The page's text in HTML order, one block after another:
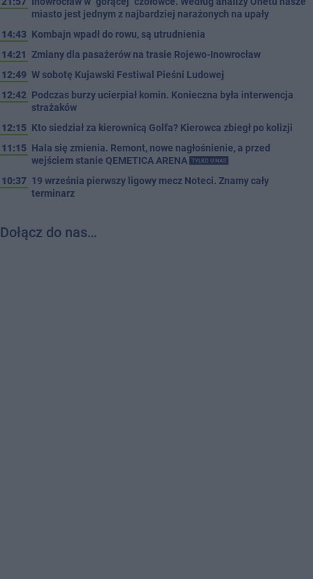
miasto jest jednym z najbardziej narażonych na upały
14:43 Kombajn wpadł do rowu, są utrudnienia
14:21 Zmiany dla pasażerów na trasie Rojewo-Inowrocław
12:49 W sobotę Kujawski Festiwal Pieśni Ludowej
12:42 Podczas burzy ucierpiał komin. Konieczna była interwencja
strażaków
12:15 Kto siedział za kierownicą Golfa? Kierowca zbiegł po kolizji
11:15 Hala się zmienia. Remont, nowe nagłośnienie, a przed
wejściem stanie QEMETICA ARENA
TYLKO U NAS
10:37 19 września pierwszy ligowy mecz Noteci. Znamy cały
terminarz
Dołącz do nas…